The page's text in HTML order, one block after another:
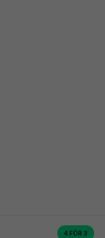
4 FÖR 3